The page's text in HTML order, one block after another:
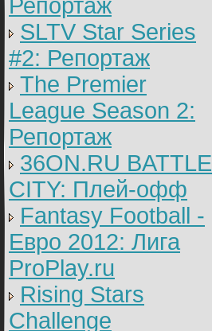
Репортаж
SLTV Star Series
#2: Репортаж
The Premier
League Season 2:
Репортаж
36ON.RU BATTLE
CITY: Плей-офф
Fantasy Football -
Евро 2012: Лига
ProPlay.ru
Rising Stars
Challenge